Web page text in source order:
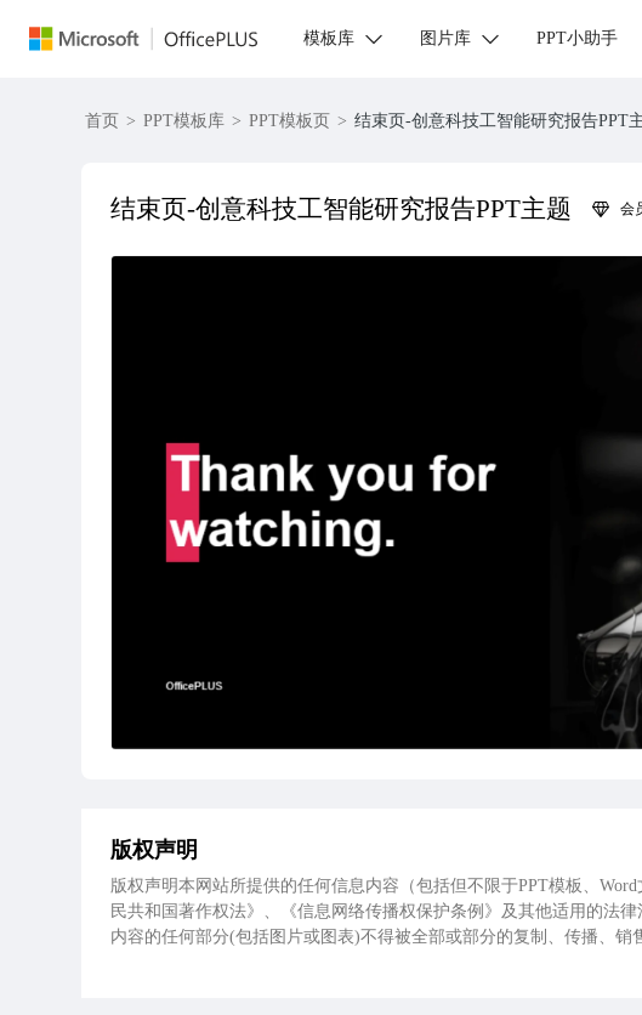
模板库 图片库 PPT小助手
首页 > PPT模板库 > PPT模板页 > 结束页-创意科技工智能研究报告PPT
结束页-创意科技工智能研究报告PPT主题 会
版权声明
版权声明本网站所提供的任何信息内容（包括但不限于PPT模板、
民共和国著作权法》、《信息网络传播权保护条例》及其他适用的法
内容的任何部分(包括图片或图表)不得被全部或部分的复制、传播、销